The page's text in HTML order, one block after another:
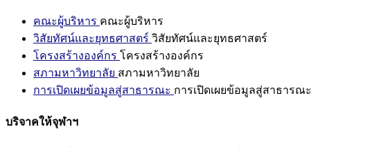
คณะผู้บริหาร คณะผู้บริหาร
วิสัยทัศน์และยุทธศาสตร์ วิสัยทัศน์และยุทธศาสตร์
โครงสร้างองค์กร โครงสร้างองค์กร
สภามหาวิทยาลัย สภามหาวิทยาลัย
การเปิดเผยข้อมูลสู่สาธารณะ การเปิดเผยข้อมูลสู่สาธารณะ
บริจาคให้จุฬาฯ